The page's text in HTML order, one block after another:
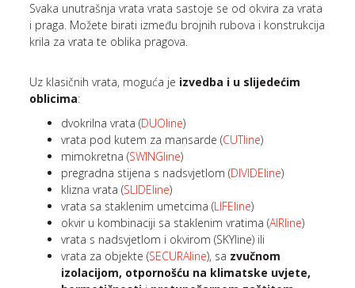
Svaka unutrašnja vrata vrata sastoje se od okvira za vrata
i praga. Možete birati između brojnih rubova i konstrukcija
krila za vrata te oblika pragova.
Uz klasičnih vrata, moguća je izvedba i u slijedećim
oblicima:
dvokrilna vrata (DUOline)
vrata pod kutem za mansarde (CUTline)
mimokretna (SWINGline)
pregradna stijena s nadsvjetlom (DIVIDEline)
klizna vrata (SLIDEline)
vrata sa staklenim umetcima (LIFEline)
okvir u kombinaciji sa staklenim vratima (AIRline)
vrata s nadsvjetlom i okvirom (SKYline) ili
vrata za objekte (SECURAline), sa zvučnom
izolacijom, otpornošću na klimatske uvjete,